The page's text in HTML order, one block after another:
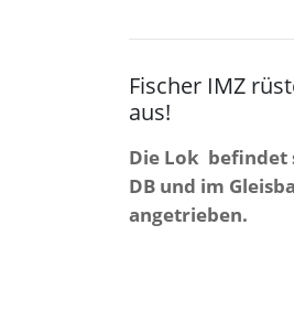
Fischer IMZ
aus!
Die Lok befindet
DB und im
angetrieben.